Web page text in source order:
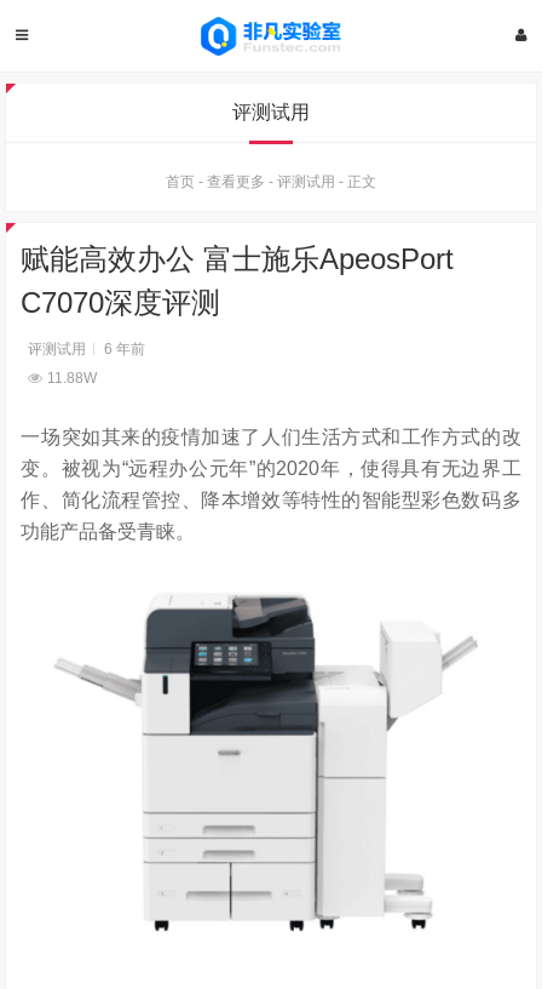
评测试用
首页 - 查看更多 - 评测试用 - 正文
赋能高效办公 富士施乐ApeosPort
C7070深度评测
评测试用
6 年前
11.88W
一场突如其来的疫情加速了人们生活方式和工作方式的改
变。被视为“远程办公元年”的2020年，使得具有无边界工
作、简化流程管控、降本增效等特性的智能型彩色数码多
功能产品备受青睐。